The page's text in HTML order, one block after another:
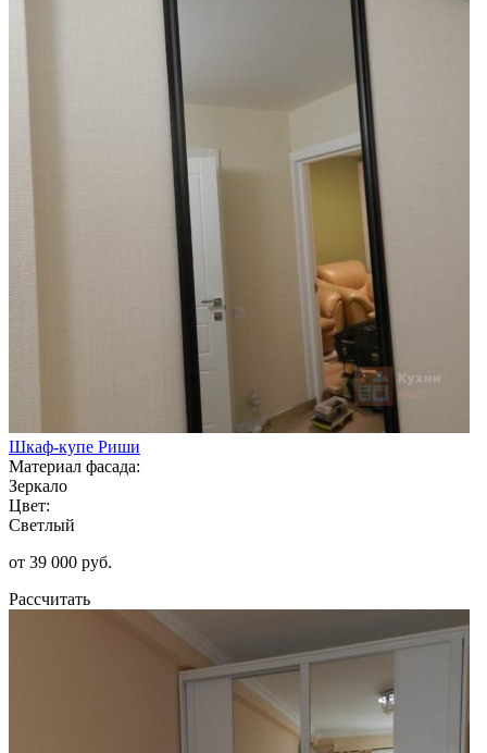
Шкаф-купе Риши
Материал фасада:
Зеркало
Цвет:
Светлый
от 39 000 руб.
Рассчитать